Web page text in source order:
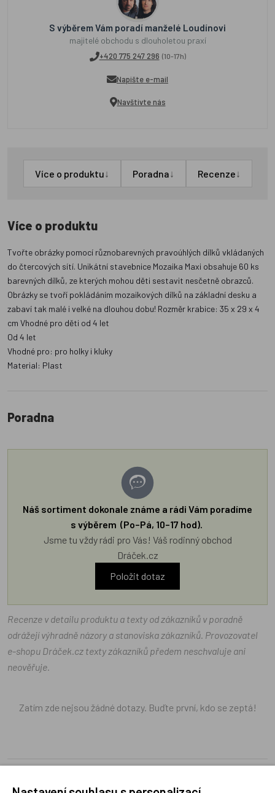
S výběrem Vám poradí manželé Loudínovi
majitelé obchodu s dlouholetou praxí
+420 775 247 296 (10-17h)
Napište e-mail
Navštivte nás
Více o produktu↓ Poradna↓ Recenze↓
Více o produktu
Tvořte obrázky pomocí různobarevných pravoúhlých dílků vkládaných
do čtercových sítí. Unikátní stavebnice Mozaika Maxi obsahuje 60 ks
barevných dílků, ze kterých mohou děti sestavit nesčetně obrazců.
Obrázky se tvoří pokládáním mozaikových dílků na základní desku a
zabaví tak malé i velké na dlouhou dobu! Rozměr krabice: 35 x 29 x 4
cm Vhodné pro děti od 4 let
Od 4 let
Vhodné pro: pro holky i kluky
Material: Plast
Poradna
Náš sortiment dokonale známe a rádi Vám poradíme
s výběrem (Po–Pá, 10–17 hod).
Jsme tu vždy rádi pro Vás! Váš rodinný obchod
Dráček.cz
Položit dotaz
Recenze v detailu produktu a texty od zákazníků v poradně
odrážejí výhradně názory a stanoviska zákazníků. Provozovatel
e-shopu Dráček.cz texty zákazníků předem neschvaluje ani
neověřuje.
Zatím zde nejsou žádné dotazy. Buďte první, kdo se zeptá!
Recenze